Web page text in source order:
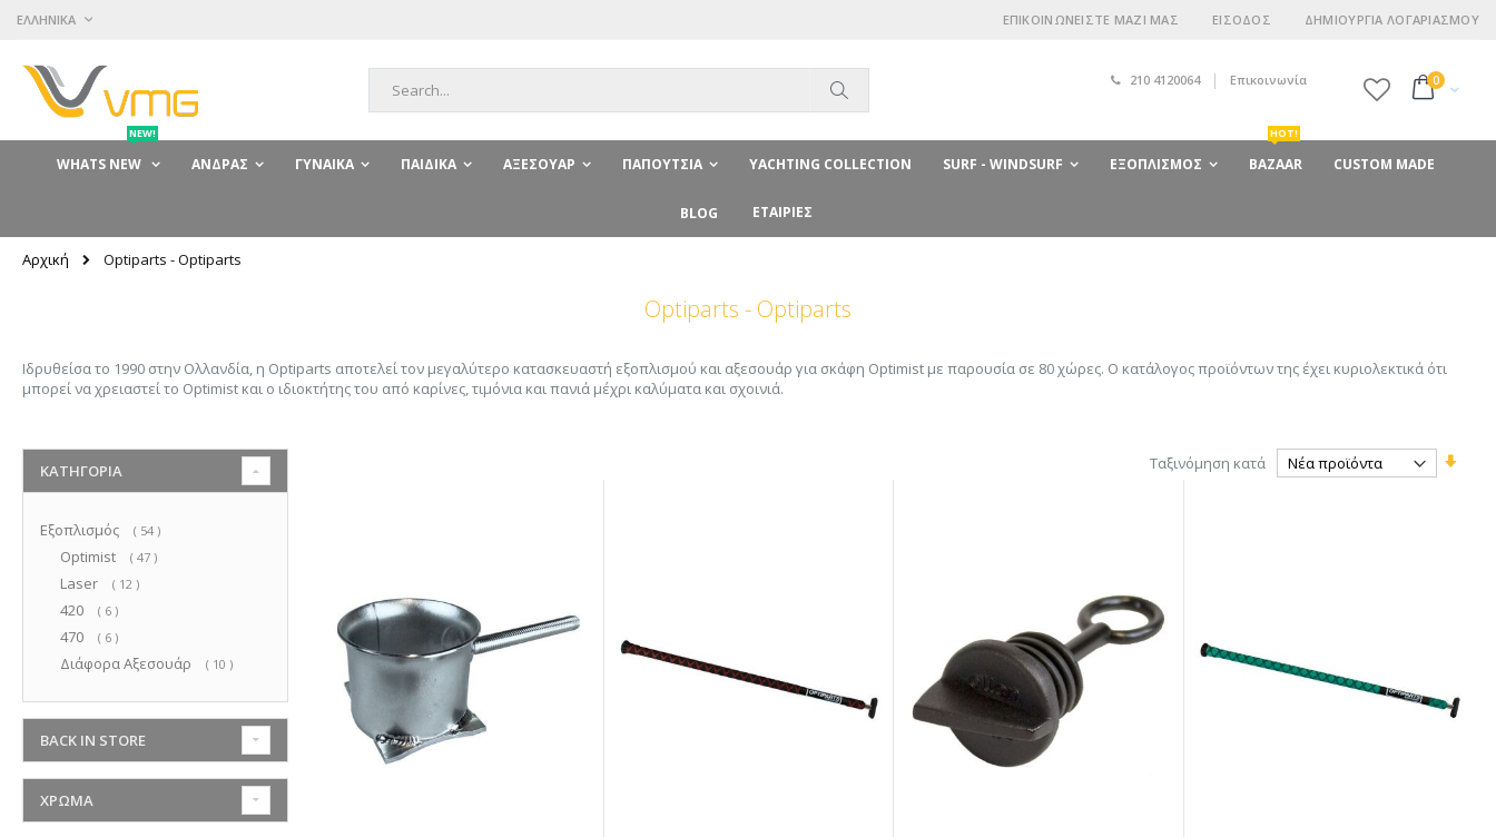
Μετάβαση
περιεχόμενο
ΓΛΏΣΣΑ
ΕΛΛΗΝΙΚΆ ΕΠΙΚΟΙΝΩΝΕΊΣΤΕ ΜΑΖΊ ΜΑΣ ΕΊΣΟΔΟΣ ΔΗΜΙΟΥΡΓΊΑ ΛΟΓΑΡΙΑΣΜΟΎ
Cart
0στοιχεία
210 4120064 Επικοινωνία
WHATS NEW
NEW!
ΆΝΔΡΑΣ ΓΥΝΑΊΚΑ ΠΑΙΔΙΚΆ ΑΞΕΣΟΥΆΡ ΠΑΠΟΎΤΣΙΑ YACHTING COLLECTION SURF - WINDSURF ΕΞΟΠΛΙΣΜΌΣ BAZAAR
HOT!
CUSTOM MADE
BLOG ΕΤΑΙΡΊΕΣ
Αρχική Optiparts - Optiparts
Optiparts - Optiparts
Ιδρυθείσα το 1990 στην Ολλανδία, η Optiparts αποτελεί τον μεγαλύτερο κατασκευαστή εξοπλισμού και αξεσουάρ για σκάφη Optimist με παρουσία σε 80 χώρες. Ο κατάλογος προϊόντων της έχει κυριολεκτικά ότι
μπορεί να χρειαστεί το Optimist και ο ιδιοκτήτης του από καρίνες, τιμόνια και πανιά μέχρι καλύματα και σχοινιά.
Ταξινόμηση κατά
ΚΑΤΗΓΟΡΊΑ
Εξοπλισμός 54 στοιχεία
Optimist 47 στοιχεία
Laser 12 στοιχεία
420 6 στοιχεία
470 6 στοιχεία
Διάφορα Αξεσουάρ 10 στοιχεία
BACK IN STORE
ΧΡΏΜΑ